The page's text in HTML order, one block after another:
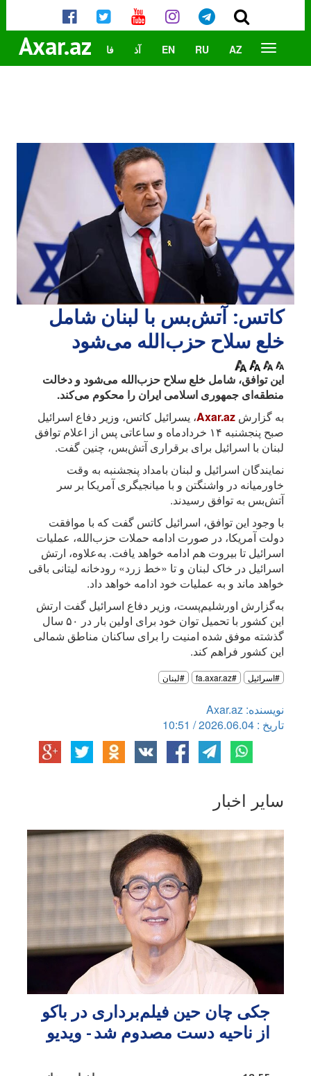
Axar.az AZ
RU
EN آذ فا
کاتس: آتش‌بس با لبنان شامل
خلع سلاح حز‌ب‌الله می‌شود
این توافق، شامل خلع سلاح حز‌ب‌الله می‌شود و دخالت
منطقه‌ای جمهوری اسلامی ایران را محکوم می‌کند.
به گزارش Axar.az، یسرائیل کاتس، وزیر دفاع اسرائیل
صبح پنجشنبه ۱۴ خردادماه و ساعاتی پس از اعلام توافق
لبنان با اسرائیل برای برقراری آتش‌بس، چنین گفت.
نمایندگان اسرائیل و لبنان بامداد پنجشنبه به وقت
خاورمیانه در واشنگتن و با میانجیگری آمریکا بر سر
آتش‌بس به توافق رسیدند.
با وجود این توافق، اسرائیل کاتس گفت که با موافقت
دولت آمریکا، در صورت ادامه حملات حزب‌الله، عملیات
اسرائیل تا بیروت هم ادامه خواهد یافت. به‌علاوه، ارتش
اسرائیل در خاک لبنان و تا «خط زرد» رودخانه لیتانی باقی
خواهد ماند و به عملیات خود ادامه خواهد داد.
به‌گزارش اورشلیم‌پست، وزیر دفاع اسرائیل گفت ارتش
این کشور با تحمیل توان خود برای اولین بار در ۵۰ سال
گذشته موفق شده امنیت را برای ساکنان مناطق شمالی
این کشور فراهم کند.
#اسرائیل #fa.axar.az #لبنان
نویسنده: Axar.az
تاریخ : 2026.06.04 / 10:51
سایر اخبار
جکی چان حین فیلم‌برداری در باکو
از ناحیه دست مصدوم شد - ویدیو